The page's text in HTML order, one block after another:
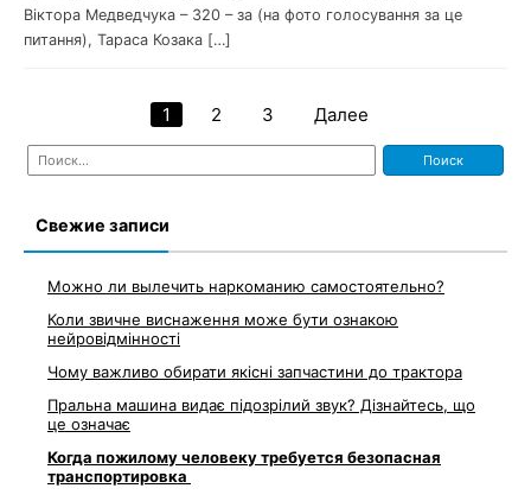
Віктора Медведчука – 320 – за (на фото голосування за це
питання), Тараса Козака […]
Навигация
по
1 2 3 Далее
Найти:
Свежие записи
Можно ли вылечить наркоманию самостоятельно?
Коли звичне виснаження може бути ознакою
нейровідмінності
Чому важливо обирати якісні запчастини до трактора
Пральна машина видає підозрілий звук? Дізнайтесь, що
це означає
Когда пожилому человеку требуется безопасная
транспортировка